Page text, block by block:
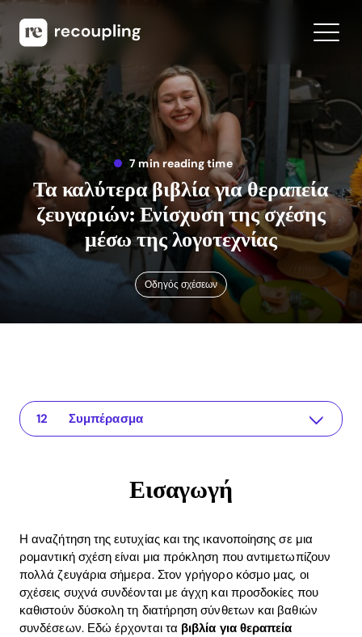
7 min reading time
Τα καλύτερα βιβλία για θεραπεία
ζευγαριών: Ενίσχυση της σχέσης
μέσω της λογοτεχνίας
Οδηγός σχέσεων
Εισαγωγή
The app for your relationship
Γιατί βιβλία για θεραπεία ζευγαριών;
Κορυφαία βιβλία για θεραπεία ζευγαριών
Πώς να χρησιμοποιείτε βιβλία αποτελεσματικά
Οφέλη ROI από θεραπεία ζευγαριών
Πώς βοηθά η εφαρμογή Recoupling
Συχνές Ερωτήσεις
Ποια είναι τα οφέλη από τη χρήση βιβλίων για θεραπεία ζευγαριών;
Πόσο συχνά πρέπει τα ζευγάρια να διαβάζουν βιβλία για θεραπεία;
Μπορεί η εφαρμογή Recoupling να αντικαταστήσει τα βιβλία για θεραπεία ζευγαριών;
Συμπέρασμα
Εισαγωγή
Η αναζήτηση της ευτυχίας και της ικανοποίησης σε μια
ρομαντική σχέση είναι μια πρόκληση που αντιμετωπίζουν
πολλά ζευγάρια σήμερα. Στον γρήγορο κόσμο μας, οι
σχέσεις συχνά συνδέονται με άγχη και προσδοκίες που
καθιστούν δύσκολη τη διατήρηση σύνθετων και βαθιών
συνδέσεων. Εδώ έρχονται τα βιβλία για θεραπεία